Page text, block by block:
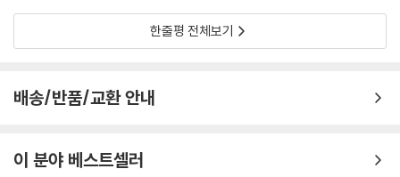
‘술’로 먹는 쌀은 그 절반인 50만 석에 달했던 것이다. 굶주림을 참지 못해
남부여대男負女戴하고 서울로 밀려드는 거지떼, 땅꾼이 날로 늘고 있는
데, 같은 도시 한 편에서는 ‘밥 배’를 채우는 것으로 모자라서 ‘술 배’까지 가
할 수는 없었다. 영조의 금주령은 바로 배 불리는 데 쓰이지 않는 쌀 소비를
도 제사에 쓰기 위해서라거니 병자용 약으로 쓰기 위해서라거니 노인을 봉
여살기’가 일반화되어가는 현대 서울의 주거환경을 성찰하기도 한다. 이렇
게 당시의 역사와 생태·환경적 변화, 또 그로 인한 풍속과 습속의 변화를 연
포와 각 계층별 생활방식이 생생하게 되살아나기도 한다. 조선 후기 도시
한줄평 전체보기
배송/반품/교환 안내
이 분야 베스트셀러